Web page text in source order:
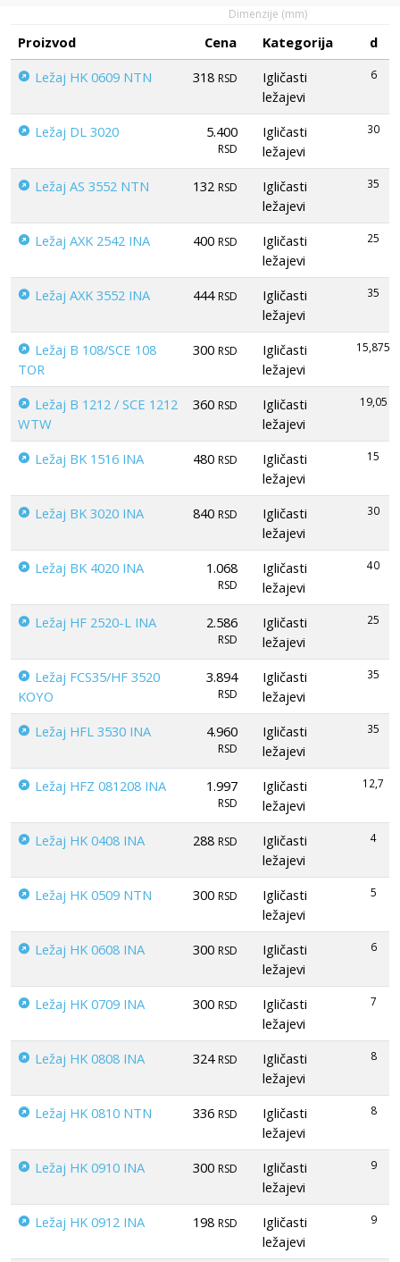
Dimenzije (mm)
Proizvod Cena Kategorija
d
Ležaj HK 0609 NTN
318 RSD
Igličasti
ležajevi
6
Ležaj DL 3020 5.400
RSD
Igličasti
ležajevi
30
Ležaj AS 3552 NTN 132 RSD
Igličasti
ležajevi
35
Ležaj AXK 2542 INA 400 RSD
Igličasti
ležajevi
25
Ležaj AXK 3552 INA 444 RSD
Igličasti
ležajevi
35
Ležaj B 108/SCE 108
TOR
300 RSD
Igličasti
ležajevi
15,875
Ležaj B 1212 / SCE 1212
WTW
360 RSD
Igličasti
ležajevi
19,05
Ležaj BK 1516 INA 480 RSD
Igličasti
ležajevi
15
Ležaj BK 3020 INA 840 RSD
Igličasti
ležajevi
30
Ležaj BK 4020 INA 1.068
RSD
Igličasti
ležajevi
40
Ležaj HF 2520-L INA 2.586
RSD
Igličasti
ležajevi
25
Ležaj FCS35/HF 3520
KOYO
3.894
RSD
Igličasti
ležajevi
35
Ležaj HFL 3530 INA 4.960
RSD
Igličasti
ležajevi
35
Ležaj HFZ 081208 INA 1.997
RSD
Igličasti
ležajevi
12,7
Ležaj HK 0408 INA 288 RSD
Igličasti
ležajevi
4
Ležaj HK 0509 NTN 300 RSD
Igličasti
ležajevi
5
Ležaj HK 0608 INA 300 RSD
Igličasti
ležajevi
6
Ležaj HK 0709 INA 300 RSD
Igličasti
ležajevi
7
Ležaj HK 0808 INA 324 RSD
Igličasti
ležajevi
8
Ležaj HK 0810 NTN 336 RSD
Igličasti
ležajevi
8
Ležaj HK 0910 INA 300 RSD
Igličasti
ležajevi
9
Ležaj HK 0912 INA 198 RSD
Igličasti
ležajevi
9